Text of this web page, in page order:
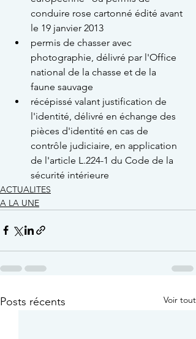
conduire rose cartonné édité avant
le 19 janvier 2013
permis de chasser avec
photographie, délivré par l'Office
national de la chasse et de la
faune sauvage
récépissé valant justification de
l'identité, délivré en échange des
pièces d'identité en cas de
contrôle judiciaire, en application
de l'article L.224-1 du Code de la
sécurité intérieure
ACTUALITES
A LA UNE
Posts récents Voir tout